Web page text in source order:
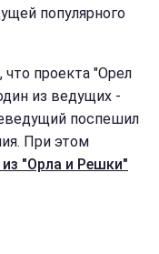
популярного
проекта "Орел
из ведущих -
поспешил
При этом
"Орла и Решки"